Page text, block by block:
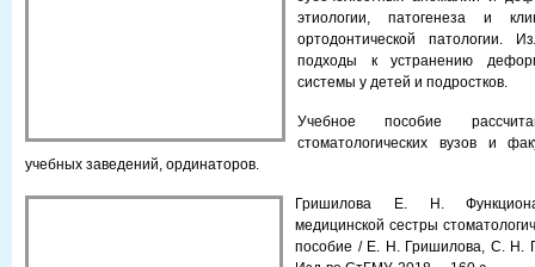
этиологии, патогенеза и
ортодонтической патологии.
подходы к устранению
системы у детей и подростков.
Учебное пособие
стоматологических вузов и
учебных заведений, ординаторов.
Гришилова Е. Н.
медицинской сестры
пособие / Е. Н. Гришилова, С. Н.